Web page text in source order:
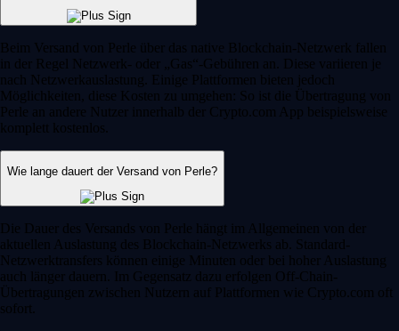
Beim Versand von Perle über das native Blockchain-Netzwerk fallen
in der Regel Netzwerk- oder „Gas“-Gebühren an. Diese variieren je
nach Netzwerkauslastung. Einige Plattformen bieten jedoch
Möglichkeiten, diese Kosten zu umgehen: So ist die Übertragung von
Perle an andere Nutzer innerhalb der Crypto.com App beispielsweise
komplett kostenlos.
Wie lange dauert der Versand von Perle?
Die Dauer des Versands von Perle hängt im Allgemeinen von der
aktuellen Auslastung des Blockchain-Netzwerks ab. Standard-
Netzwerktransfers können einige Minuten oder bei hoher Auslastung
auch länger dauern. Im Gegensatz dazu erfolgen Off-Chain-
Übertragungen zwischen Nutzern auf Plattformen wie Crypto.com oft
sofort.